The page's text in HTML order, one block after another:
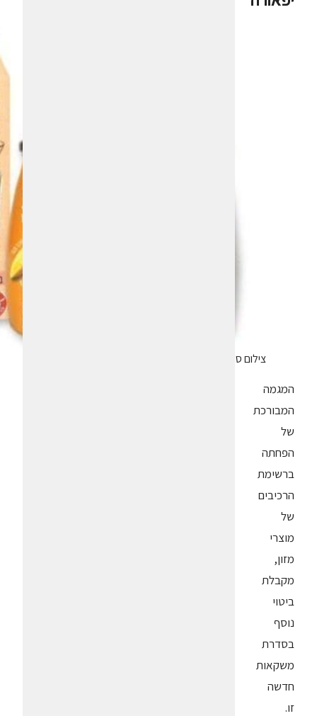
צילום סטודיו יפאורה
המגמה
המבורכת
של
הפחתה
ברשימת
הרכיבים
של
מוצרי
מזון,
מקבלת
ביטוי
נוסף
בסדרת
משקאות
חדשה
זו.